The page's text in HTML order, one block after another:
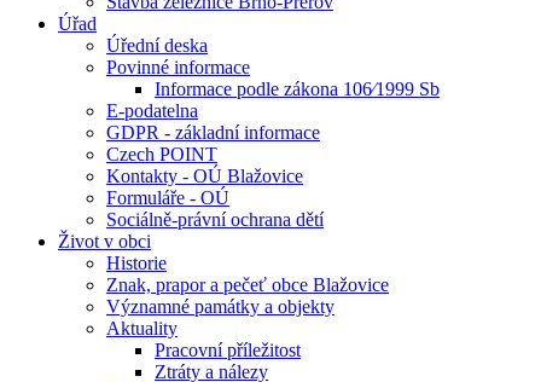
Úřad
Úřední deska
Povinné informace
Informace podle zákona 106⁄1999 Sb
E-podatelna
GDPR - základní informace
Czech POINT
Kontakty - OÚ Blažovice
Formuláře - OÚ
Sociálně-právní ochrana dětí
Život v obci
Historie
Znak, prapor a pečeť obce Blažovice
Významné památky a objekty
Aktuality
Pracovní příležitost
Ztráty a nálezy